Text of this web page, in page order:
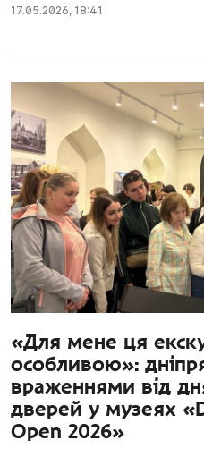
17.05.2026, 18:41
«Для мене ця
особливою»:
враженнями від
дверей у музеях
Open 2026»